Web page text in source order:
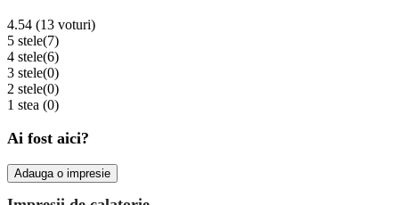
4.54 (13 voturi)
5 stele(7)
4 stele(6)
3 stele(0)
2 stele(0)
1 stea (0)
Ai fost aici?
Adauga o impresie